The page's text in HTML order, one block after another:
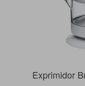
Exprimidor